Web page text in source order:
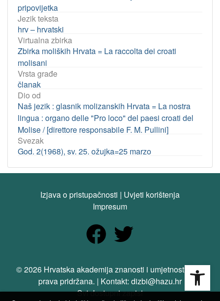
pripovijetka
Jezik teksta
hrv – hrvatski
Virtualna zbirka
Zbirka moliških Hrvata = La raccolta dei croati
molisani
Vrsta građe
članak
Dio od
Naš jezik : glasnik molizanskih Hrvata = La nostra
lingua : organo delle "Pro loco" del paesi croati del
Molise / [direttore responsabile F. M. Pullini]
Svezak
God. 2(1968), sv. 25. ožujka=25 marzo
Izjava o pristupačnosti | Uvjeti korištenja
Impresum
© 2026 Hrvatska akademija znanosti i umjetnosti. Sva
prava pridržana. | Kontakt: dizbi@hazu.hr
Svi dostupni zapisi